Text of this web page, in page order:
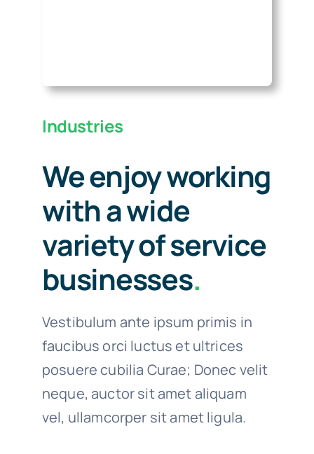
Industries
We enjoy working
with a wide
variety of service
businesses.
Vestibulum ante ipsum primis in
faucibus orci luctus et ultrices
posuere cubilia Curae; Donec velit
neque, auctor sit amet aliquam
vel, ullamcorper sit amet ligula.